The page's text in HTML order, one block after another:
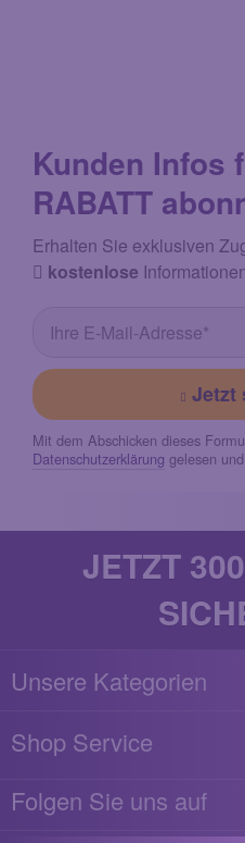
Kunden Infos
RABATT
Erhalten Sie exklusiven
kostenlose
Jetzt
Mit dem Abschicken dieses
Datenschutzerklärung gelesen
JETZT
Unsere Kategorien
Shop Service
Folgen Sie uns auf